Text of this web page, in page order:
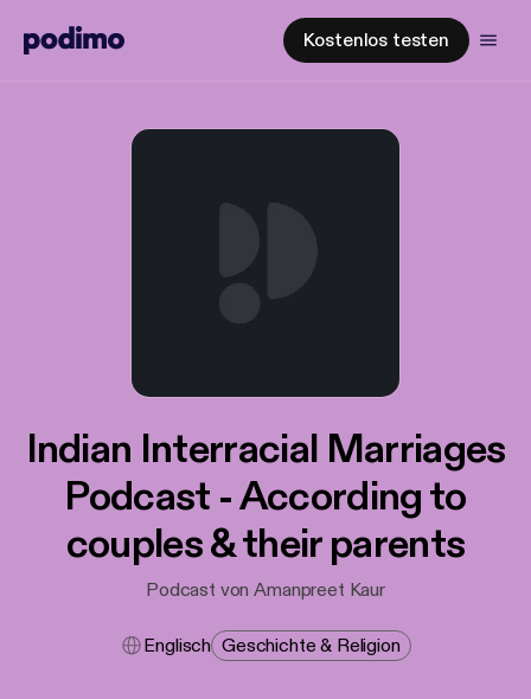
Kostenlos testen
Indian Interracial Marriages
Podcast - According to
couples & their parents
Podcast von Amanpreet Kaur
Englisch Geschichte & Religion